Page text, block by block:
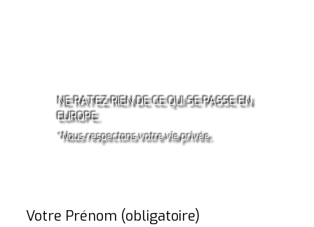
NE RATEZ RIEN DE CE QUI SE PASSE EN
EUROPE.
*Nous respectons votre vie privée.
Votre Prénom (obligatoire)